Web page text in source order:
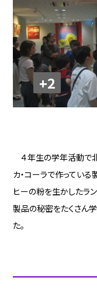
+2
４年生の学年活動で
カ・コーラで作ってい
ヒーの粉を生かしたラ
製品の秘密をたくさん
た。